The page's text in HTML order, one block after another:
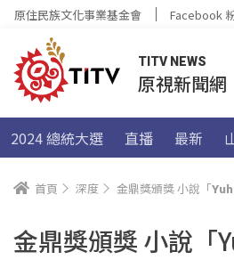
原住民族文化事業基金會 Facebook
TITV NEWS
原視新聞網
2024 總統大選 直播 最新
首頁 深度 金鼎獎頒獎 小說「
金鼎獎頒獎 小說「